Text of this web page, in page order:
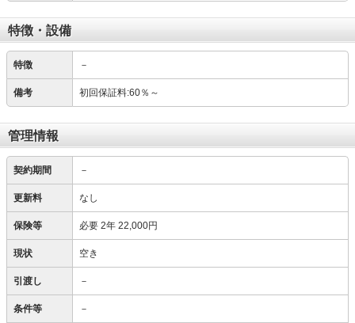
特徴・設備
特徴 －
備考 初回保証料:60％～
管理情報
契約期間 －
更新料 なし
保険等 必要 2年 22,000円
現状 空き
引渡し －
条件等 －